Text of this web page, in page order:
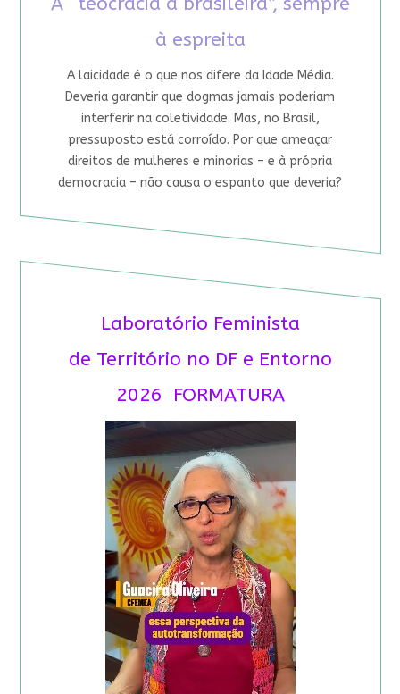
à espreita
A laicidade é o que nos difere da Idade Média.
Deveria garantir que dogmas jamais poderiam
interferir na coletividade. Mas, no Brasil,
pressuposto está corroído. Por que ameaçar
direitos de mulheres e minorias – e à própria
democracia – não causa o espanto que deveria?
Laboratório Feminista
de Território no DF e Entorno
2026 FORMATURA